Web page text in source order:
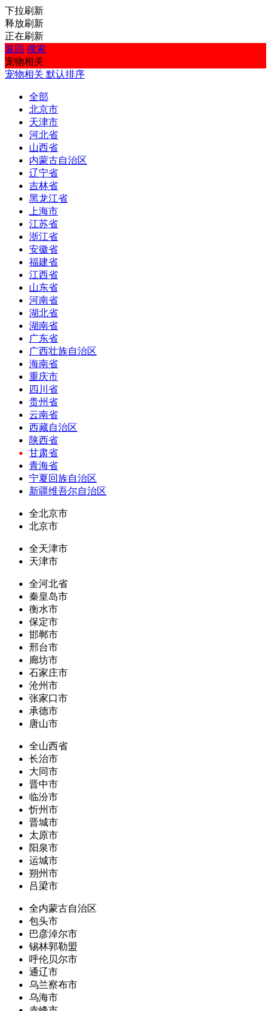
下拉刷新
释放刷新
正在刷新
返回 搜索
宠物相关
宠物相关 默认排序
全部
北京市
天津市
河北省
山西省
内蒙古自治区
辽宁省
吉林省
黑龙江省
上海市
江苏省
浙江省
安徽省
福建省
江西省
山东省
河南省
湖北省
湖南省
广东省
广西壮族自治区
海南省
重庆市
四川省
贵州省
云南省
西藏自治区
陕西省
甘肃省
青海省
宁夏回族自治区
新疆维吾尔自治区
全北京市
北京市
全天津市
天津市
全河北省
秦皇岛市
衡水市
保定市
邯郸市
邢台市
廊坊市
石家庄市
沧州市
张家口市
承德市
唐山市
全山西省
长治市
大同市
晋中市
临汾市
忻州市
晋城市
太原市
阳泉市
运城市
朔州市
吕梁市
全内蒙古自治区
包头市
巴彦淖尔市
锡林郭勒盟
呼伦贝尔市
通辽市
乌兰察布市
乌海市